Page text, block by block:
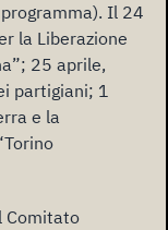
Il 24
la Liberazione
25 aprile,
partigiani; 1
e la
Comitato